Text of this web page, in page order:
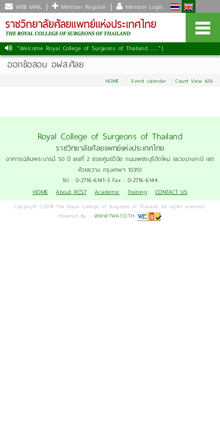
WEB MAIL Member Register Member Login
"Welcome Royal College of Surgeons of Thailand ......." |
ออกข้อสอบ อฝส.ศัลย
HOME Event calendar Count View 426
Royal College of Surgeons of Thailand
ราชวิทยาลัยศัลยแพทย์แห่งประเทศไทย
อาคารเฉลิมพระบารมี 50 ปี เลขที่ 2 ซอยศูนย์วิจัย ถนนเพชรบุรีตัดใหม่ แขวงบางกะปิ เขต
ห้วยขวาง กรุงเทพฯ 10310
Tel : 0-2716-6141-3 Fax : 0-2716-6144
HOME
About RCST Academic Training CONTACT US
Copyright ©2015 The Royal College of Surgeons of Thailand All rights reserved.
Powered By :: WWW.TWA.CO.TH